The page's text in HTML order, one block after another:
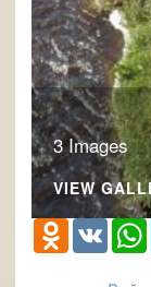
3 Images
VIEW
VK